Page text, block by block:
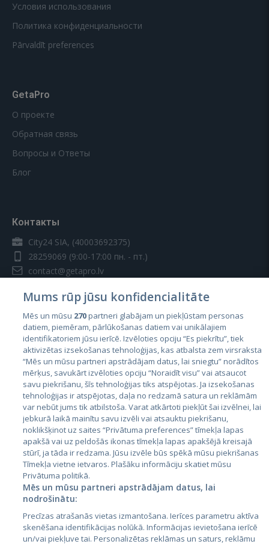
Условия использования
Политика конфиденциальности
Pārvaldīt preferences
GetaPro
О проекте
Обратная связь
Вопросы и Ответы
Блог
Контакты
City24 SIA, (40003692375)
28259069 (9:00-17:00 пн. - пт.)
contact@getapro.lv
Страны
Эстония
Латвия
Литва
City24.lv
City24.ee
GetaPro.lv
CVbankas.lt
Kainos.lt
Paslaugos.lt
Mums rūp jūsu konfidencialitāte
Mēs un mūsu 270partneri glabājam un piekļūstam personas
datiem, piemēram, pārlūkošanas datiem vai unikālajiem
identifikatoriem jūsu ierīcē. Izvēloties opciju “Es piekrītu”, tiek
aktivizētas izsekošanas tehnoloģijas, kas atbalsta zem virsraksta
“Mēs un mūsu partneri apstrādājam datus, lai sniegtu” norādītos
mērķus, savukārt izvēloties opciju “Noraidīt visu” vai atsaucot
savu piekrišanu, šīs tehnoloģijas tiks atspējotas. Ja izsekošanas
tehnoloģijas ir atspējotas, daļa no redzamā satura un reklāmām
var nebūt jums tik atbilstoša. Varat atkārtoti piekļūt šai izvēlnei, lai
jebkurā laikā mainītu savu izvēli vai atsauktu piekrišanu,
noklikšķinot uz saites “Privātuma preferences” tīmekļa lapas
apakšā vai uz peldošās ikonas tīmekļa lapas apakšējā kreisajā
stūrī, ja tāda ir redzama. Jūsu izvēle būs spēkā mūsu piekrišanas
Tīmekļa vietne ietvaros. Plašāku informāciju skatiet mūsu
Privātuma politikā.
Mēs un mūsu partneri apstrādājam datus, lai
nodrošinātu:
Precīzas atrašanās vietas izmantošana. Ierīces parametru aktīva
skenēšana identifikācijas nolūkā. Informācijas ievietošana ierīcē
un/vai piekļuve tai. Personalizētas reklāmas un saturs, reklāmu